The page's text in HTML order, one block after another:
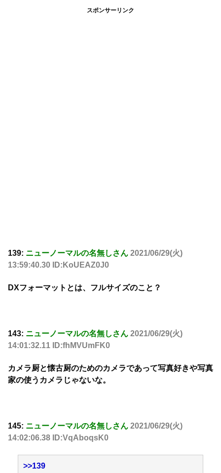
スポンサーリンク
139: ニューノーマルの名無しさん 2021/06/29(火)
13:59:40.30 ID:KoUEAZ0J0
DXフォーマットとは、フルサイズのこと？
143: ニューノーマルの名無しさん 2021/06/29(火)
14:01:32.11 ID:fhMVUmFK0
カメラ厨と懐古厨のためのカメラであって写真好きや写真
家の使うカメラじゃないな。
145: ニューノーマルの名無しさん 2021/06/29(火)
14:02:06.38 ID:VqAboqsK0
>>139